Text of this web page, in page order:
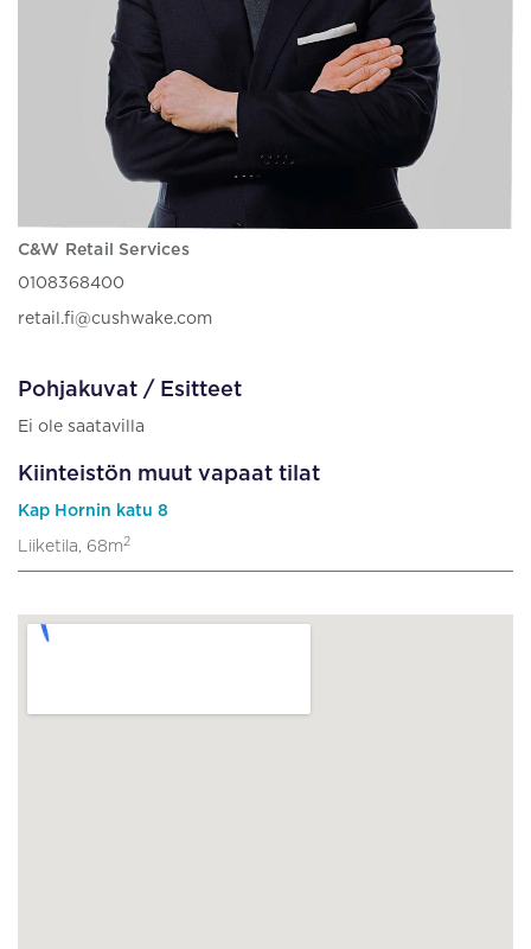
C&W Retail Services
0108368400
retail.fi@cushwake.com
Pohjakuvat / Esitteet
Ei ole saatavilla
Kiinteistön muut vapaat tilat
Kap Hornin katu 8
Liiketila, 68m 2